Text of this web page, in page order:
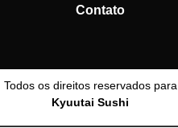
Contato
Todos os direitos reservados para
Kyuutai Sushi